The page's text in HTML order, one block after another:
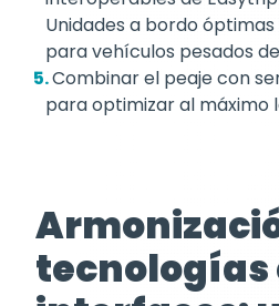
Unidades a bordo
para vehículos pesados
Combinar el peaje con
para optimizar al máximo
tecnologías